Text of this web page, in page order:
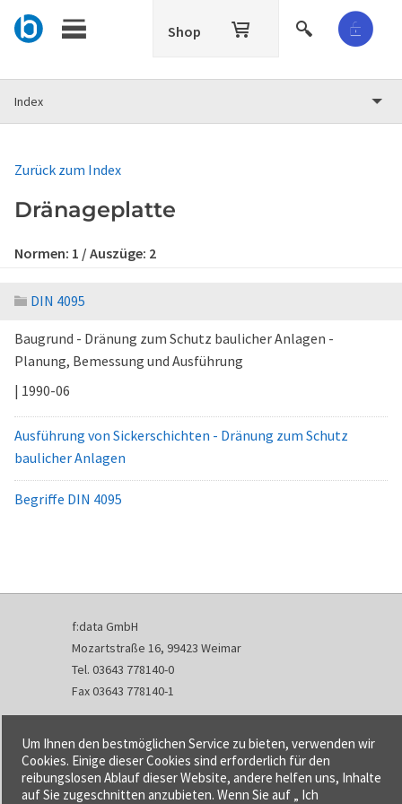
Shop
Index
Zurück zum Index
Dränageplatte
Normen: 1 / Auszüge: 2
DIN 4095
Baugrund - Dränung zum Schutz baulicher Anlagen -
Planung, Bemessung und Ausführung
| 1990-06
Ausführung von Sickerschichten - Dränung zum Schutz
baulicher Anlagen
Begriffe DIN 4095
f:data GmbH
Mozartstraße 16, 99423 Weimar
Tel. 03643 778140-0
Fax 03643 778140-1
info@fdata.de
Kontakt
Impressum
Datenschutzerklärung
Um Ihnen den bestmöglichen Service zu bieten, verwenden wir
Cookies. Einige dieser Cookies sind erforderlich für den
reibungslosen Ablauf dieser Website, andere helfen uns, Inhalte
auf Sie zugeschnitten anzubieten. Wenn Sie auf „ Ich